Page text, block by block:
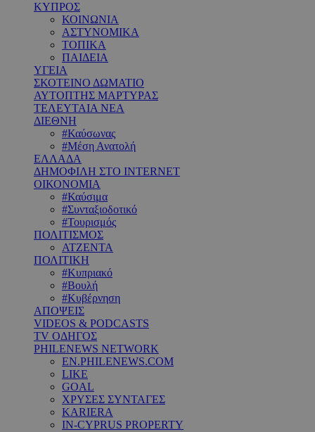
ΚΥΠΡΟΣ
ΚΟΙΝΩΝΙΑ
ΑΣΤΥΝΟΜΙΚΑ
ΤΟΠΙΚΑ
ΠΑΙΔΕΙΑ
ΥΓΕΙΑ
ΣΚΟΤΕΙΝΟ ΔΩΜΑΤΙΟ
ΑΥΤΟΠΤΗΣ ΜΑΡΤΥΡΑΣ
ΤΕΛΕΥΤΑΙΑ ΝΕΑ
ΔΙΕΘΝΗ
#Καύσωνας
#Μέση Ανατολή
ΕΛΛΑΔΑ
ΔΗΜΟΦΙΛΗ ΣΤΟ INTERNET
ΟΙΚΟΝΟΜΙΑ
#Καύσιμα
#Συνταξιοδοτικό
#Τουρισμός
ΠΟΛΙΤΙΣΜΟΣ
ΑΤΖΕΝΤΑ
ΠΟΛΙΤΙΚΗ
#Κυπριακό
#Βουλή
#Κυβέρνηση
ΑΠΟΨΕΙΣ
VIDEOS & PODCASTS
TV ΟΔΗΓΟΣ
PHILENEWS NETWORK
EN.PHILENEWS.COM
LIKE
GOAL
ΧΡΥΣΕΣ ΣΥΝΤΑΓΕΣ
KARIERA
IN-CYPRUS PROPERTY